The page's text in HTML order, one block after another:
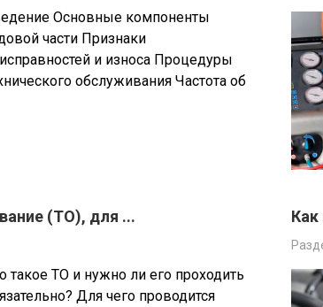
Основные компоненты
части Признаки
и износа Процедуры
обслуживания Частота об
(ТО), для ...
такое ТО и нужно ли его проходить
Для чего проводится